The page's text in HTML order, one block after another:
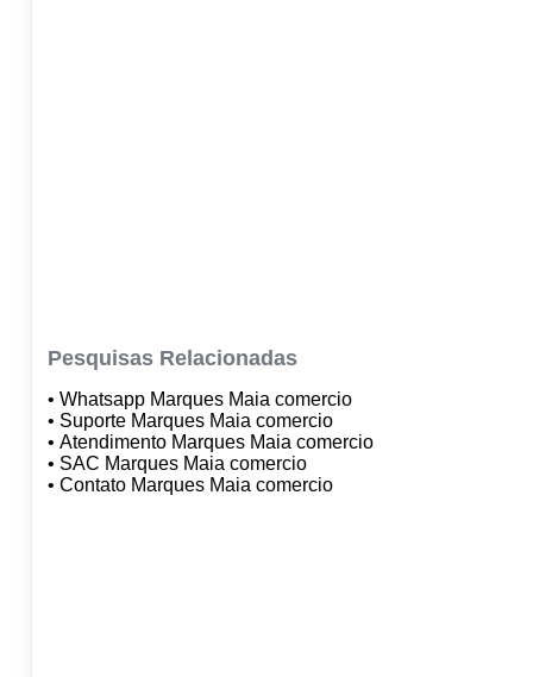
Pesquisas Relacionadas
• Whatsapp Marques Maia comercio
• Suporte Marques Maia comercio
• Atendimento Marques Maia comercio
• SAC Marques Maia comercio
• Contato Marques Maia comercio